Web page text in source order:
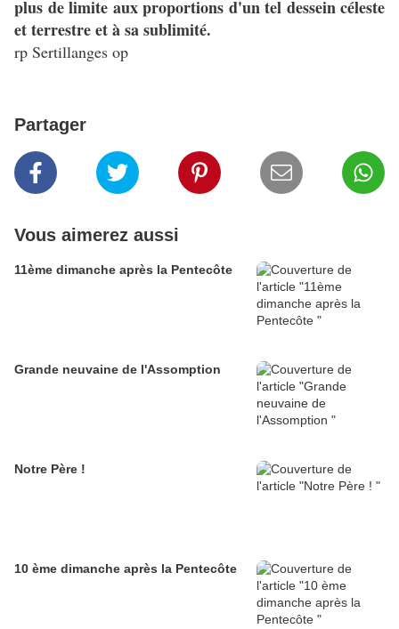
plus de limite aux proportions d'un tel dessein céleste
et terrestre et à sa sublimité.
rp Sertillanges op
Partager
Vous aimerez aussi
11ème dimanche après la Pentecôte
Grande neuvaine de l'Assomption
Notre Père !
10 ème dimanche après la Pentecôte